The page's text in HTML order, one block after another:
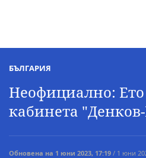
БЪЛГАРИЯ
Неофициално:
кабинета
Обновена на 1 юни 2023, 17:19 / 1 юни